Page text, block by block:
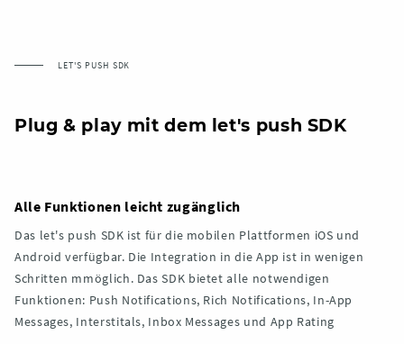
LET'S PUSH SDK
Plug & play mit dem let's push SDK
Alle Funktionen leicht zugänglich
Das let's push SDK ist für die mobilen Plattformen iOS und
Android verfügbar. Die Integration in die App ist in wenigen
Schritten mmöglich. Das SDK bietet alle notwendigen
Funktionen: Push Notifications, Rich Notifications, In-App
Messages, Interstitals, Inbox Messages und App Rating